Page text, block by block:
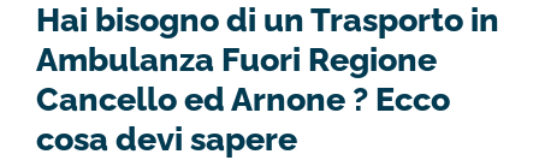
Hai bisogno di un Trasporto in
Ambulanza Fuori Regione
Cancello ed Arnone ? Ecco
cosa devi sapere